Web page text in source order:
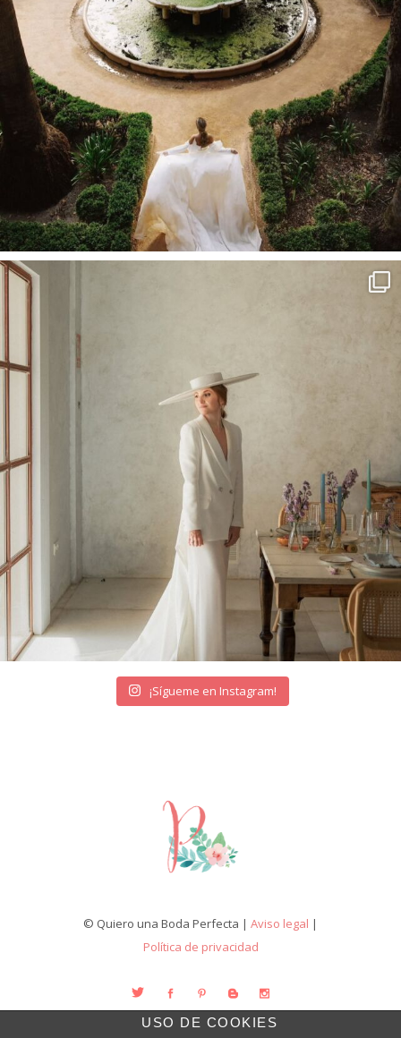
¡Sígueme en Instagram!
© Quiero una Boda Perfecta | Aviso legal |
Política de privacidad
USO DE COOKIES